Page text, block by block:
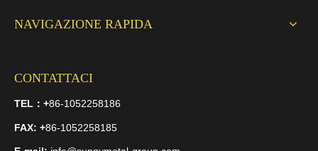
NAVIGAZIONE RAPIDA
CONTATTACI
TEL： +86-1052258186
FAX: +86-1052258185